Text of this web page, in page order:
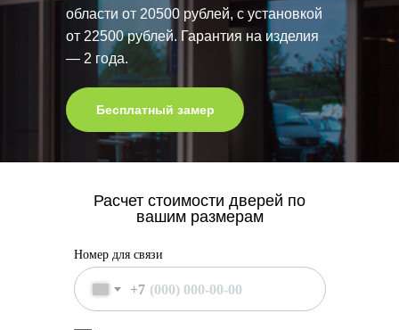
области от 20500 рублей, с установкой
от 22500 рублей. Гарантия на изделия
— 2 года.
Расчет стоимости дверей по
вашим размерам
Бесплатный замер
Номер для связи
+7